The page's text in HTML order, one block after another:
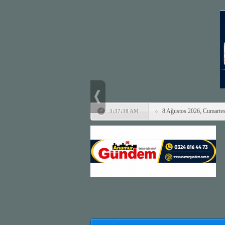
3:37:38 AM 8 Ağustos 2026,